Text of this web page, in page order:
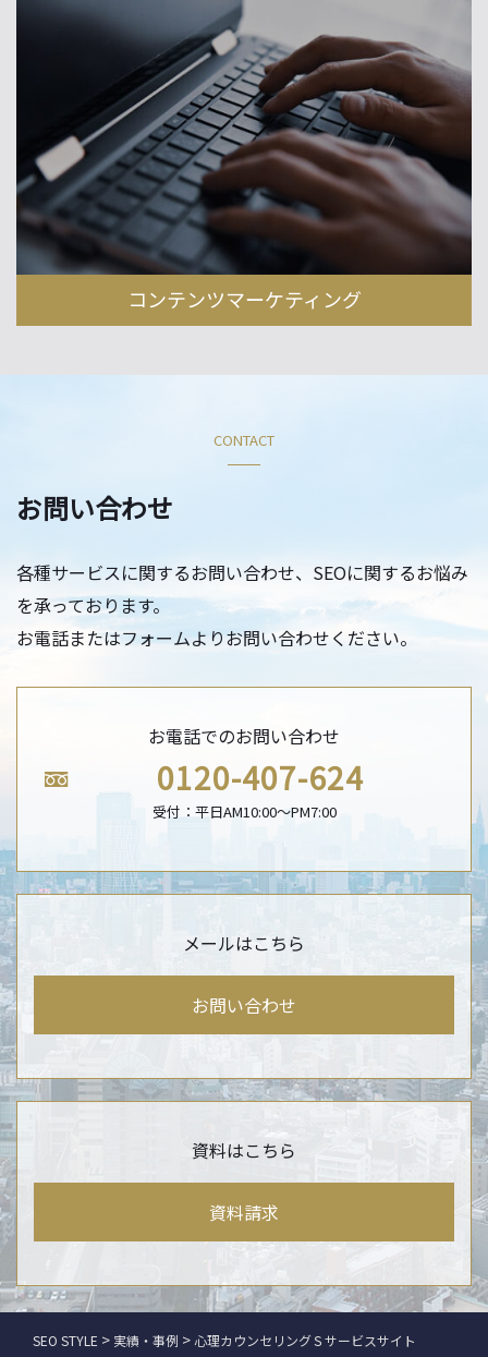
コンテンツマーケティング
CONTACT
お問い合わせ
各種サービスに関するお問い合わせ、SEOに関するお悩み
を承っております。
お電話またはフォームよりお問い合わせください。
お電話でのお問い合わせ
0120-407-624
受付：平日AM10:00〜PM7:00
メールはこちら
お問い合わせ
資料はこちら
資料請求
SEO STYLE > 実績・事例 >心理カウンセリングＳサービスサイト